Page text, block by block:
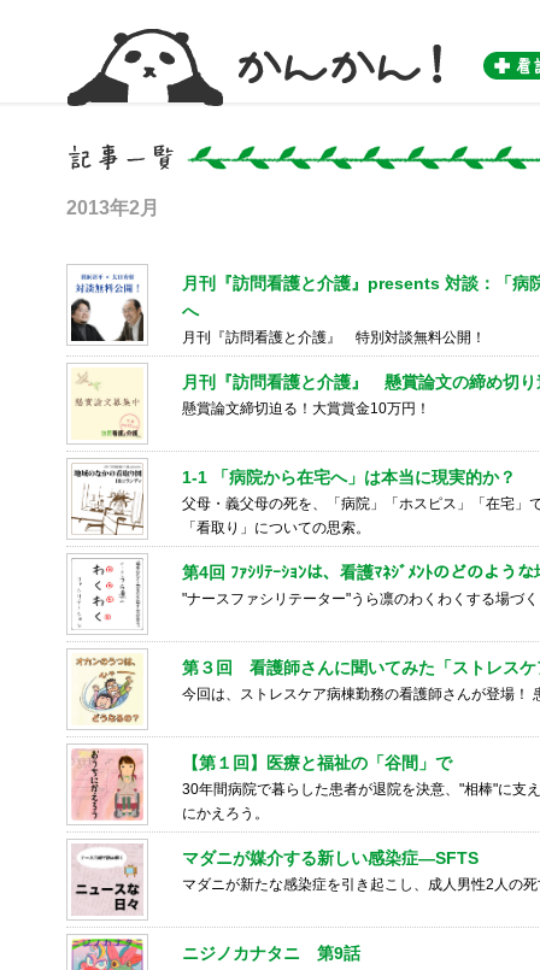
2013年2月
月刊『訪問看護と介護』presents 対談：「病
へ
月刊『訪問看護と介護』 特別対談無料公開！
月刊『訪問看護と介護』 懸賞論文の締め切り
懸賞論文締切迫る！大賞賞金10万円！
1-1 「病院から在宅へ」は本当に現実的か？
父母・義父母の死を、「病院」「ホスピス」「在宅」
「看取り」についての思索。
第4回 ﾌｧｼﾘﾃｰｼｮﾝは、看護ﾏﾈｼﾞﾒﾝﾄのどのよう
"ナースファシリテーター"うら凛のわくわくする場づ
第３回 看護師さんに聞いてみた「ストレス
今回は、ストレスケア病棟勤務の看護師さんが登場！
【第１回】医療と福祉の「谷間」で
30年間病院で暮らした患者が退院を決意、"相棒"に
にかえろう。
マダニが媒介する新しい感染症―SFTS
マダニが新たな感染症を引き起こし、成人男性2人の
ニジノカナタニ 第9話